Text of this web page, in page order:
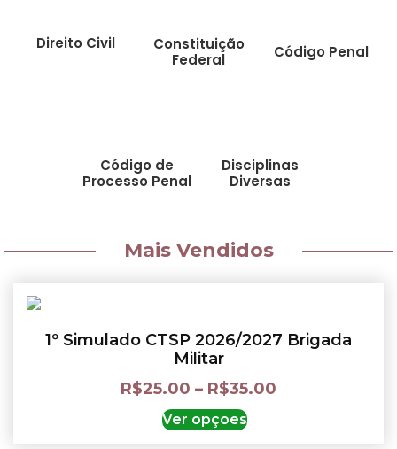
Direito Civil
Constituição
Federal
Código Penal
Código de
Processo Penal
Disciplinas
Diversas
Mais Vendidos
1º Simulado CTSP 2026/2027 Brigada
Militar
R$25.00 – R$35.00
Ver opções